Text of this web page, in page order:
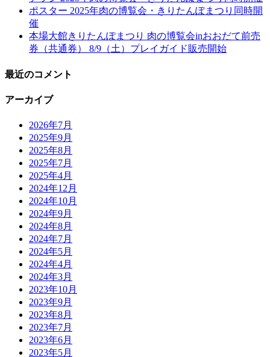
ポスター 2025年肉の博覧会・きりたんぽまつり同時開
催
本場大館きりたんぽまつり 肉の博覧会inおおだて前売
券（共通券） 8/9（土）プレイガイド販売開始
最近のコメント
アーカイブ
2026年7月
2025年9月
2025年8月
2025年7月
2025年4月
2024年12月
2024年10月
2024年9月
2024年8月
2024年7月
2024年5月
2024年4月
2024年3月
2023年10月
2023年9月
2023年8月
2023年7月
2023年6月
2023年5月